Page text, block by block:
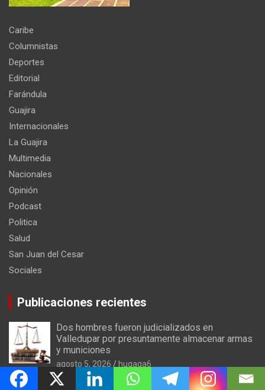
Caribe
Columnistas
Deportes
Editorial
Farándula
Guajira
Internacionales
La Guajira
Multimedia
Nacionales
Opinión
Podcast
Politica
Salud
San Juan del Cesar
Sociales
Publicaciones recientes
Dos hombres fueron judicializados en
Valledupar por presuntamente almacenar armas
y municiones
agosto 5, 2026 hugaga6